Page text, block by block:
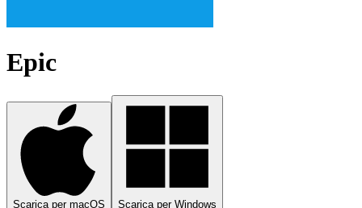
Epic
Scarica per macOS Scarica per Windows